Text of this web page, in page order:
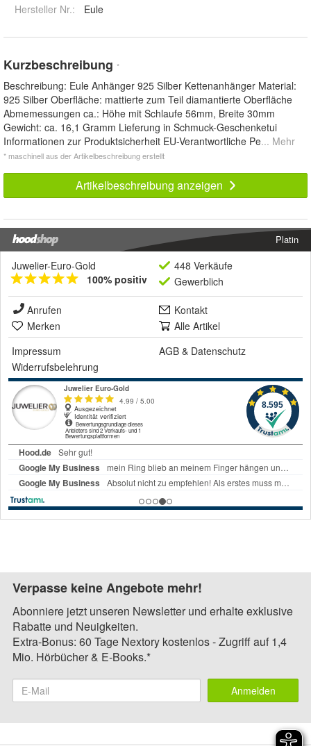
Hersteller Nr.:
Eule
Kurzbeschreibung *
Beschreibung: Eule Anhänger 925 Silber Kettenanhänger Material:
925 Silber Oberfläche: mattierte zum Teil diamantierte Oberfläche
Abmemessungen ca.: Höhe mit Schlaufe 56mm, Breite 30mm
Gewicht: ca. 16,1 Gramm Lieferung in Schmuck-Geschenketui
Informationen zur Produktsicherheit EU-Verantwortliche Pe... Mehr
* maschinell aus der Artikelbeschreibung erstellt
Artikelbeschreibung anzeigen
Platin
Juwelier-Euro-Gold
100% positiv
448 Verkäufe
Gewerblich
Anrufen
Kontakt
Merken
Alle Artikel
Impressum
AGB & Datenschutz
Widerrufsbelehrung
Verpasse keine Angebote mehr!
Abonniere jetzt unseren Newsletter und erhalte exklusive
Rabatte und Neuigkeiten.
Extra-Bonus: 60 Tage Nextory kostenlos - Zugriff auf 1,4
Mio. Hörbücher & E-Books.*
Anmelden